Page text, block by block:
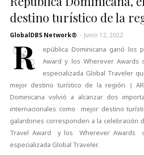
destino turístico de la
GlobalDBS Network® - Junio 12, 2022
R
epública Dominicana ganó los
Award y los Wherever Awards
especializada Global Traveler
mejor destino turístico de la región. (
Dominicana volvió a alcanzar dos
internacionales como mejor destino
galardones corresponden a la celebración
Travel Award y los Wherever Awards
especializada Global Traveler.